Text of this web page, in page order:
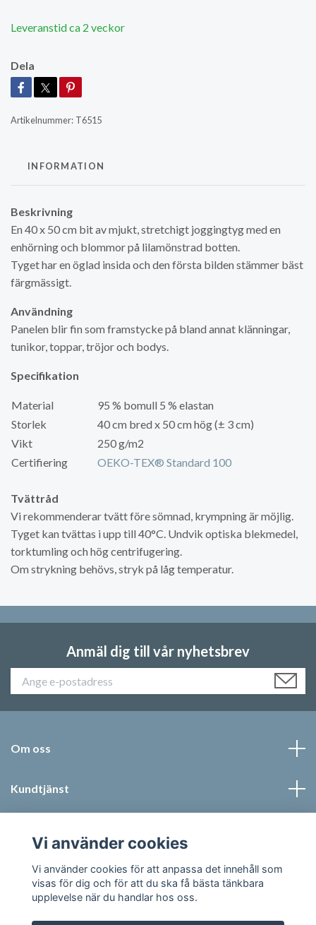
Leveranstid ca 2 veckor
Dela
Artikelnummer: T6515
INFORMATION
Beskrivning
En 40 x 50 cm bit av mjukt, stretchigt joggingtyg med en
enhörning och blommor på lilamönstrad botten.
Tyget har en öglad insida och den första bilden stämmer bäst
färgmässigt.
Användning
Panelen blir fin som framstycke på bland annat klänningar,
tunikor, toppar, tröjor och bodys.
Specifikation
Material
95 % bomull 5 % elastan
Storlek
40 cm bred x 50 cm hög (± 3 cm)
Vikt
250 g/m2
Certifiering
OEKO-TEX® Standard 100
Tvättråd
Vi rekommenderar tvätt före sömnad, krympning är möjlig.
Tyget kan tvättas i upp till 40°C. Undvik optiska blekmedel,
torktumling och hög centrifugering.
Om strykning behövs, stryk på låg temperatur.
Anmäl dig till vår nyhetsbrev
Om oss
Kundtjänst
Sociala medier
Vi använder cookies
Vi använder cookies för att anpassa det innehåll som
visas för dig och för att du ska få bästa tänkbara
upplevelse när du handlar hos oss.